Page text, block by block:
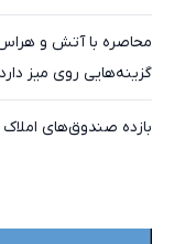
محاصره با آتش و
گزینه‌هایی روی میز
بازده صندوق‌های